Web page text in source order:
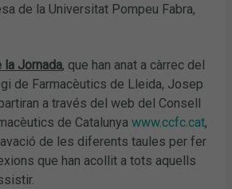
de la Universitat Pompeu Fabra,
la Jornada, que han anat a càrrec del
de Farmacèutics de Lleida, Josep
a través del web del Consell
de Catalunyawww.ccfc.cat,
de les diferents taules per fer
que han acollit a tots aquells